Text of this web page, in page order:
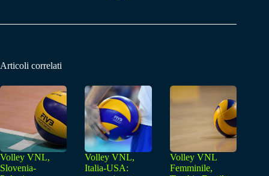
Articoli correlati
Volley VNL,
Slovenia-
Volley VNL,
Italia-USA:
Volley VNL
Femminile,